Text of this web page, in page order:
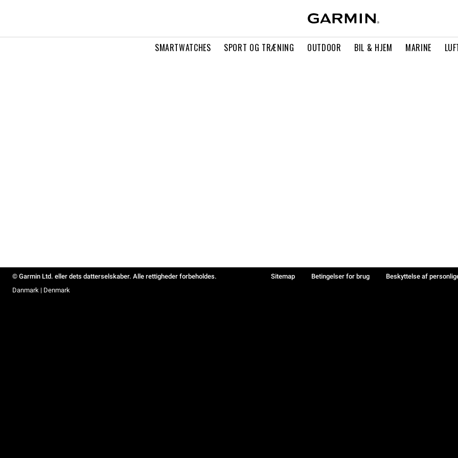
SMARTWATCHES SPORT OG TRÆNING OUTDOOR BIL & HJEM MARINE
© Garmin Ltd. eller dets datterselskaber. Alle rettigheder forbeholdes. Sitemap Betingelser for brug Beskyttelse af
Danmark | Denmark